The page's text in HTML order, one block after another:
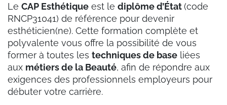
Le CAP Esthétique est le diplôme d’État(code
RNCP31041) de référence pour devenir
esthéticien(ne). Cette formation complète et
polyvalente vous offre la possibilité de vous
former à toutes les techniques de base liées
aux métiers de la Beauté, afin de répondre aux
exigences des professionnels employeurs pour
débuter votre carrière.